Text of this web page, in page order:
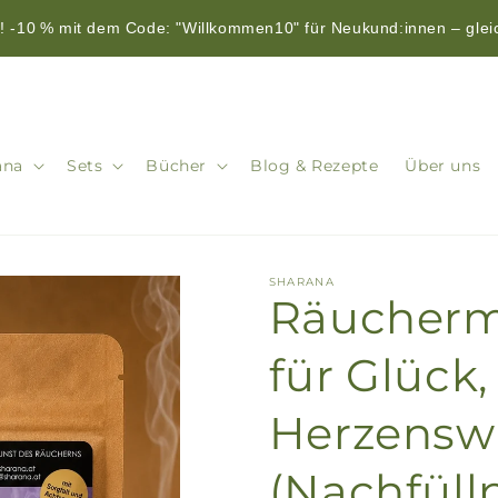
-10 % mit dem Code: "Willkommen10" für Neukund:innen –
Sets Bücher Blog & Rezepte Über uns
SHARANA
für Glück,